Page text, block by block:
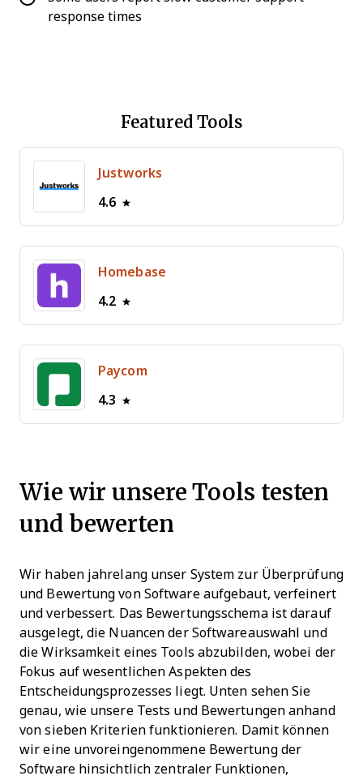
response times
Featured Tools
Justworks
4.6
Homebase
4.2
Paycom
4.3
Wie wir unsere Tools testen
und bewerten
Wir haben jahrelang unser System zur Überprüfung
und Bewertung von Software aufgebaut, verfeinert
und verbessert. Das Bewertungsschema ist darauf
ausgelegt, die Nuancen der Softwareauswahl und
die Wirksamkeit eines Tools abzubilden, wobei der
Fokus auf wesentlichen Aspekten des
Entscheidungsprozesses liegt. Unten sehen Sie
genau, wie unsere Tests und Bewertungen anhand
von sieben Kriterien funktionieren. Damit können
wir eine unvoreingenommene Bewertung der
Software hinsichtlich zentraler Funktionen,